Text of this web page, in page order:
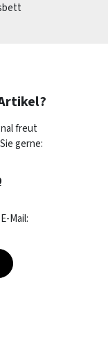
freut
gerne:
Mail: